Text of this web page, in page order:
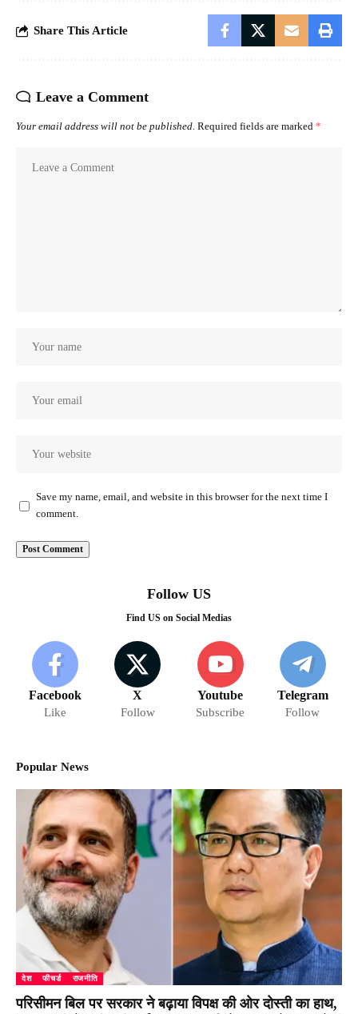
Share This Article
Leave a Comment
Your email address will not be published. Required fields are marked *
Save my name, email, and website in this browser for the next time I
comment.
Follow US
Find US on Social Medias
Facebook
Like
X
Follow
Youtube
Subscribe
Telegram
Follow
Popular News
देश फीचर्ड राजनीति
परिसीमन बिल पर सरकार ने बढ़ाया विपक्ष की ओर दोस्ती का हाथ,